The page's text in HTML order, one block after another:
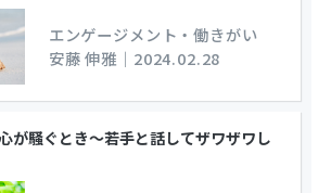
エンゲージメント・働きがい
安藤 伸雅 ｜ 2024.02.28
が騒ぐとき～若手と話してザワザワし